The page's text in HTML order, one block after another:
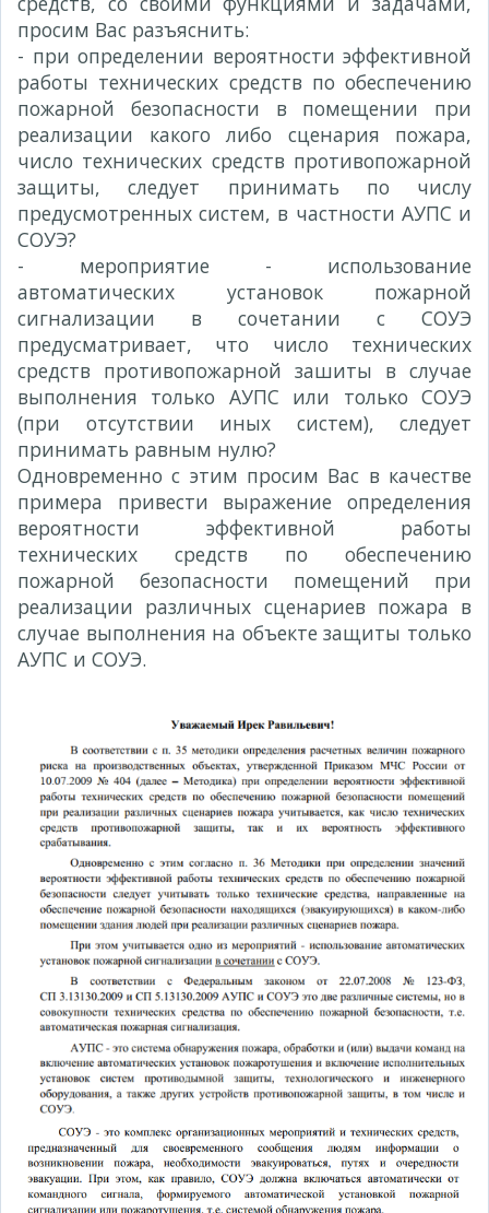
просим Вас разъяснить:
- при определении вероятности эффективной
работы технических средств по обеспечению
пожарной безопасности в помещении при
реализации какого либо сценария пожара,
число технических средств противопожарной
защиты, следует принимать по числу
предусмотренных систем, в частности АУПС и
СОУЭ?
- мероприятие - использование
автоматических установок пожарной
сигнализации в сочетании с СОУЭ
предусматривает, что число технических
средств противопожарной зашиты в случае
выполнения только АУПС или только СОУЭ
(при отсутствии иных систем), следует
принимать равным нулю?
Одновременно с этим просим Вас в качестве
примера привести выражение определения
вероятности эффективной работы
технических средств по обеспечению
пожарной безопасности помещений при
реализации различных сценариев пожара в
случае выполнения на объекте защиты только
АУПС и СОУЭ.